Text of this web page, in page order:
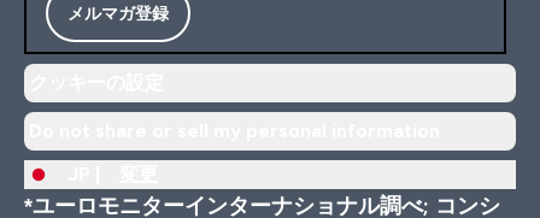
メルマガ登録
*ユーロモニターインターナショナル調べ; コンシ